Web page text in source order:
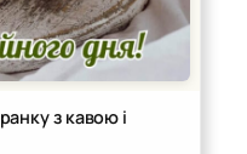
з кавою і